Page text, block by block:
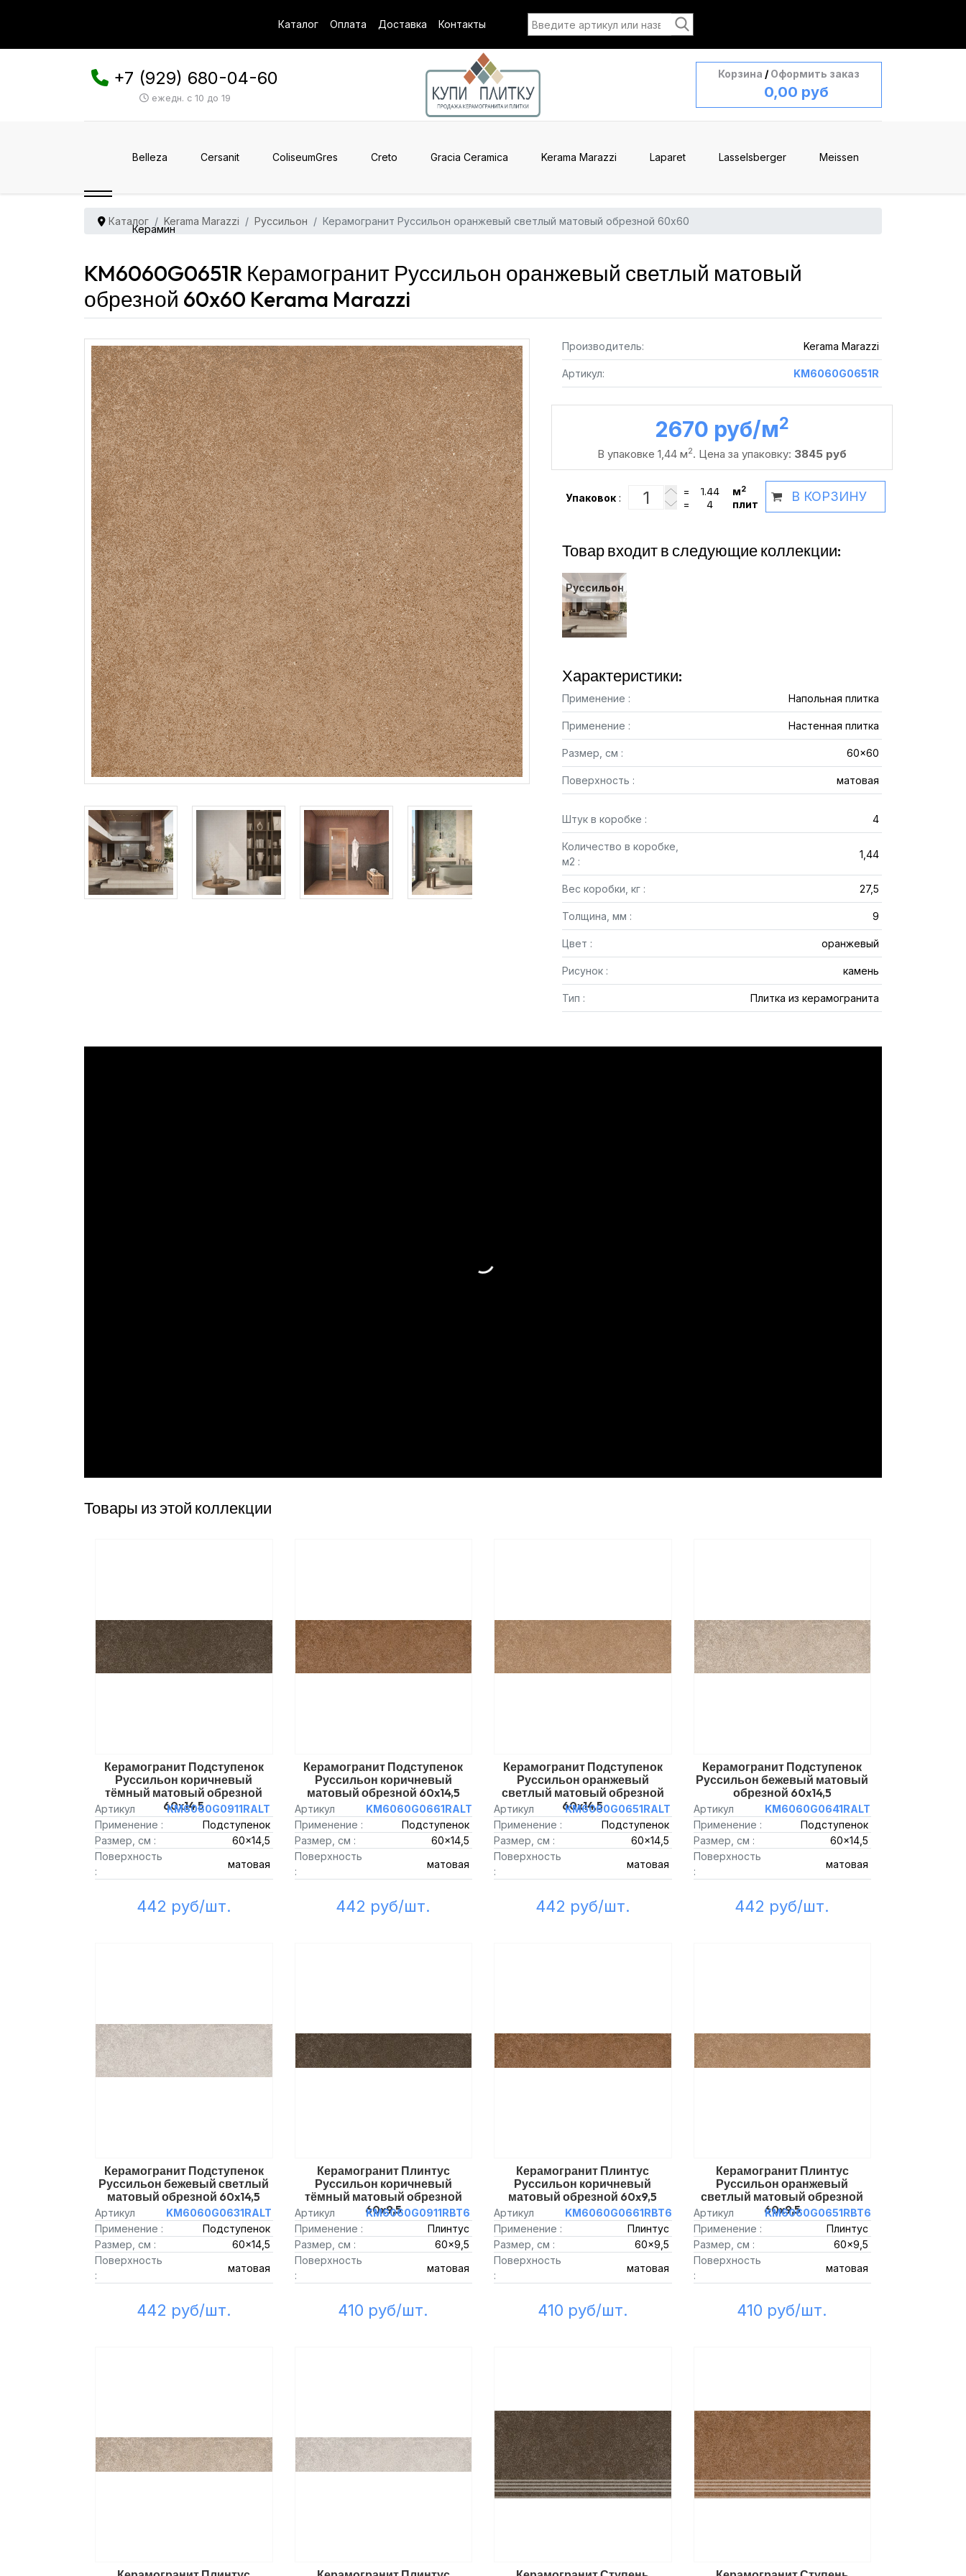
Каталог Оплата Доставка Контакты
+7 (929) 680-04-60
ежедн. с 10 до 19
Корзина / Оформить заказ
0,00 руб
Belleza Cersanit ColiseumGres Creto Gracia Ceramica Kerama Marazzi Laparet Lasselsberger Meissen
Керамин
Каталог Kerama Marazzi Руссильон Керамогранит Руссильон оранжевый светлый матовый обрезной 60x60
KM6060G0651R Керамогранит Руссильон оранжевый светлый матовый
обрезной 60x60 Kerama Marazzi
Производитель: Kerama Marazzi
Артикул: KM6060G0651R
2670 руб /м2
В упаковке 1,44 м2. Цена за упаковку: 3845 руб
Упаковок :
= м2
= плит
В КОРЗИНУ
Товар входит в следующие коллекции:
Руссильон
Характеристики:
Применение : Напольная плитка
Применение : Настенная плитка
Размер, см : 60x60
Поверхность : матовая
Штук в коробке : 4
Количество в коробке,
м2 :
1,44
Вес коробки, кг : 27,5
Толщина, мм : 9
Цвет : оранжевый
Рисунок : камень
Тип : Плитка из керамогранита
Товары из этой коллекции
Керамогранит Подступенок
Руссильон коричневый
тёмный матовый обрезной
60x14,5
Артикул
KM6060G0911RALT
Применение :
Подступенок
Размер, см :
60x14,5
Поверхность
:
матовая
442 руб/шт.
Керамогранит Подступенок
Руссильон коричневый
матовый обрезной 60x14,5
Артикул
KM6060G0661RALT
Применение :
Подступенок
Размер, см :
60x14,5
Поверхность
:
матовая
442 руб/шт.
Керамогранит Подступенок
Руссильон оранжевый
светлый матовый обрезной
60x14,5
Артикул
KM6060G0651RALT
Применение :
Подступенок
Размер, см :
60x14,5
Поверхность
:
матовая
442 руб/шт.
Керамогранит Подступенок
Руссильон бежевый матовый
обрезной 60x14,5
Артикул
KM6060G0641RALT
Применение :
Подступенок
Размер, см :
60x14,5
Поверхность
:
матовая
442 руб/шт.
Керамогранит Подступенок
Руссильон бежевый светлый
матовый обрезной 60x14,5
Артикул
KM6060G0631RALT
Применение :
Подступенок
Размер, см :
60x14,5
Поверхность
:
матовая
442 руб/шт.
Керамогранит Плинтус
Руссильон коричневый
тёмный матовый обрезной
60x9,5
Артикул
KM6060G0911RBT6
Применение :
Плинтус
Размер, см :
60x9,5
Поверхность
:
матовая
410 руб/шт.
Керамогранит Плинтус
Руссильон коричневый
матовый обрезной 60x9,5
Артикул
KM6060G0661RBT6
Применение :
Плинтус
Размер, см :
60x9,5
Поверхность
:
матовая
410 руб/шт.
Керамогранит Плинтус
Руссильон оранжевый
светлый матовый обрезной
60x9,5
Артикул
KM6060G0651RBT6
Применение :
Плинтус
Размер, см :
60x9,5
Поверхность
:
матовая
410 руб/шт.